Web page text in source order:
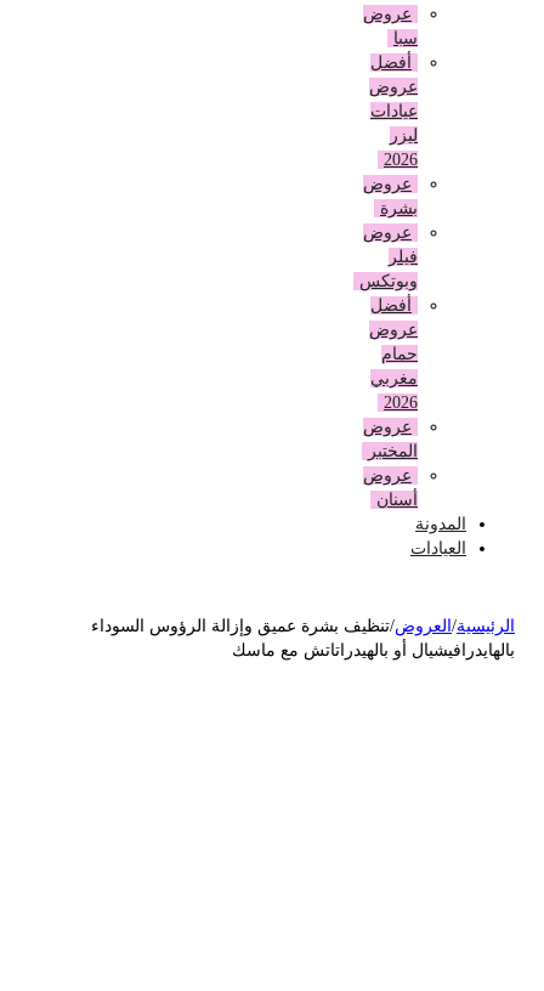
عروض
أفضل
عروض
عيادات
عروض
بشرة
عروض
وبوتكس
أفضل
عروض
حمام
مغربي
عروض
المختبر
عروض
أسنان
المدونة
العيادات
/العروض تنظيف بشرة عميق وإزالة الرؤوس السوداء
أو بالهيدراتاتش مع ماسك